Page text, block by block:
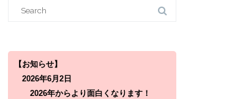
f
【お知らせ】
2026年6月2日
2026年からより面白くなります！